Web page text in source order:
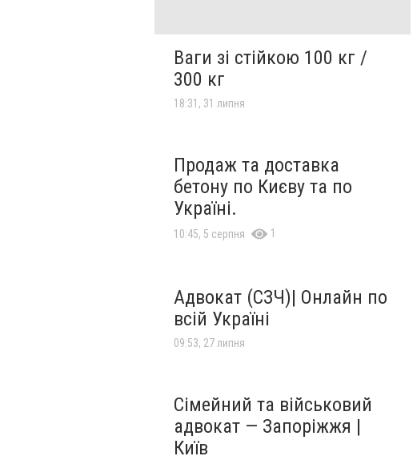
Ваги зі стійкою 100 кг /
300 кг
18:31, 31 липня
Продаж та доставка
бетону по Києву та по
Україні.
10:45, 5 серпня 1
Адвокат (СЗЧ)| Онлайн по
всій Україні
09:53, 27 липня
Сімейний та військовий
адвокат — Запоріжжя |
Київ